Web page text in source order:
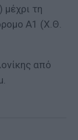
τη
Α1 (Χ.Θ.
από